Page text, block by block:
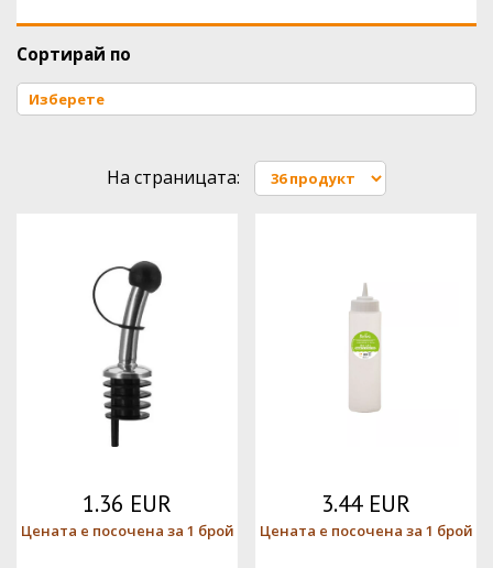
Сортирай по
На страницата:
1.36 EUR
Цената е посочена за 1 брой
3.44 EUR
Цената е посочена за 1 брой